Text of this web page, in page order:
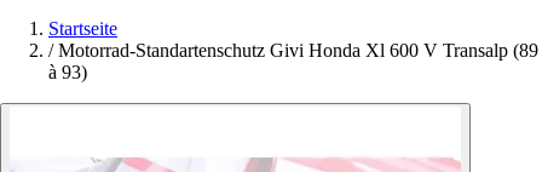
Startseite
/ Motorrad-Standartenschutz Givi Honda Xl 600 V Transalp (89
à 93)